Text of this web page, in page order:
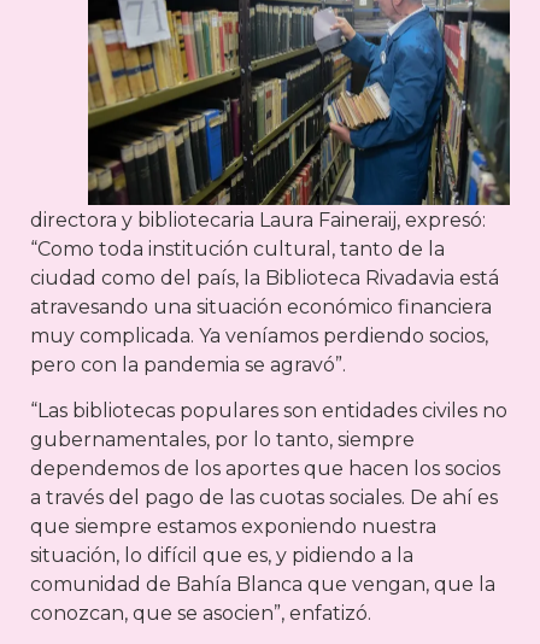
directora y bibliotecaria Laura Faineraij, expresó:
“Como toda institución cultural, tanto de la
ciudad como del país, la Biblioteca Rivadavia está
atravesando una situación económico financiera
muy complicada. Ya veníamos perdiendo socios,
pero con la pandemia se agravó”.
“Las bibliotecas populares son entidades civiles no
gubernamentales, por lo tanto, siempre
dependemos de los aportes que hacen los socios
a través del pago de las cuotas sociales. De ahí es
que siempre estamos exponiendo nuestra
situación, lo difícil que es, y pidiendo a la
comunidad de Bahía Blanca que vengan, que la
conozcan, que se asocien”, enfatizó.